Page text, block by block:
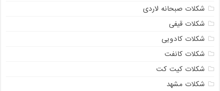
شکلات صبحانه لاردی
شکلات قیفی
شکلات کادویی
شکلات کانفت
شکلات کیت کت
شکلات مشهد